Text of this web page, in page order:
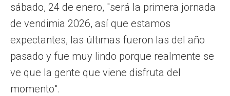
sábado, 24 de enero, "será la primera jornada
de vendimia 2026, así que estamos
expectantes, las últimas fueron las del año
pasado y fue muy lindo porque realmente se
ve que la gente que viene disfruta del
momento".